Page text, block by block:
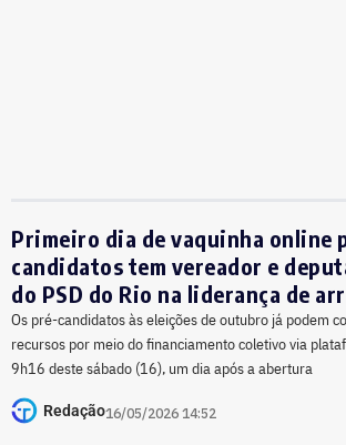
Primeiro dia de vaquinha online
candidatos tem vereador e
do PSD do Rio na liderança de
país
Os pré-candidatos às eleições de outubro já podem
recursos por meio do financiamento coletivo via
9h16 deste sábado (16), um dia após a abertura
Redação16/05/2026 14:52